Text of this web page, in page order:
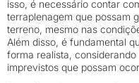
isso, é necessário contar
terraplenagem que possam
terreno, mesmo nas
Além disso, é fundamental
forma realista,
imprevistos que possam